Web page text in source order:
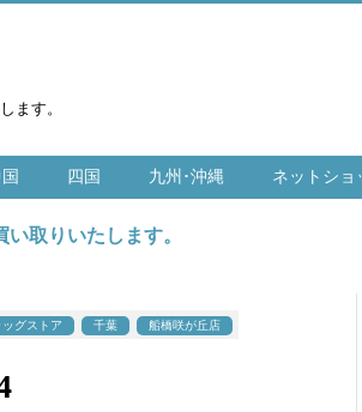
ます。
四国 九州･沖縄 ネットショ
取りいたします。
ッグストア 千葉 船橋咲が丘店